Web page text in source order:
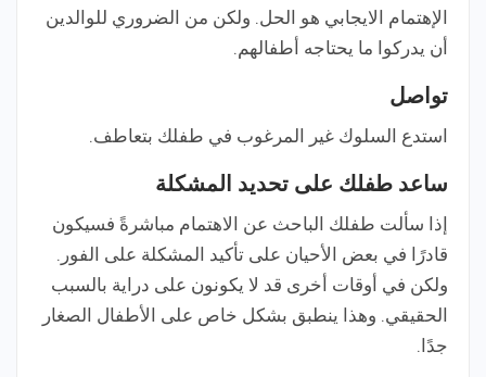
الإهتمام الايجابي هو الحل. ولكن من الضروري للوالدين
أن يدركوا ما يحتاجه أطفالهم.
تواصل
استدع السلوك غير المرغوب في طفلك بتعاطف.
ساعد طفلك على تحديد المشكلة
إذا سألت طفلك الباحث عن الاهتمام مباشرةً فسيكون
قادرًا في بعض الأحيان على تأكيد المشكلة على الفور.
ولكن في أوقات أخرى قد لا يكونون على دراية بالسبب
الحقيقي. وهذا ينطبق بشكل خاص على الأطفال الصغار
جدًا.